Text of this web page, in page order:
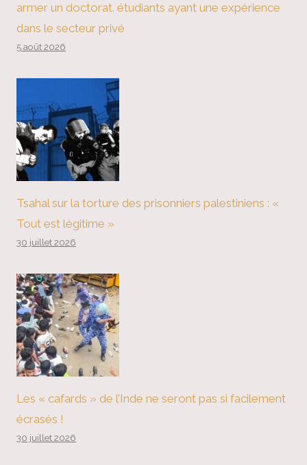
armer un doctorat. étudiants ayant une expérience
dans le secteur privé
5 août 2026
Tsahal sur la torture des prisonniers palestiniens : «
Tout est légitime »
30 juillet 2026
Les « cafards » de l’Inde ne seront pas si facilement
écrasés !
30 juillet 2026